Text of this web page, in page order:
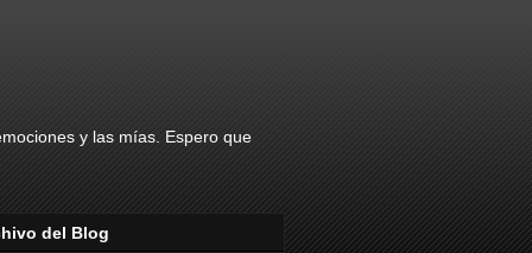
y las mías. Espero que
del Blog